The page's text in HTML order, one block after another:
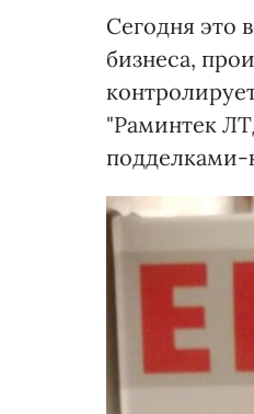
Сегодня это
бизнеса,
"Раминтек
подделками-